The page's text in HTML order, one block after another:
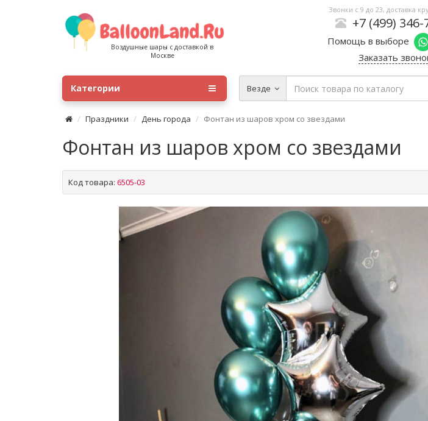
Воздушные шары с доставкой в
Москве
Звонки с 9 до 23, доставка
+7 (499) 346-
Помощь в выборе
Заказать
Везде
Категории
Праздники День города Фонтан из шаров хром со звездами
Фонтан из шаров хром со звездами
Код товара: 6505-03